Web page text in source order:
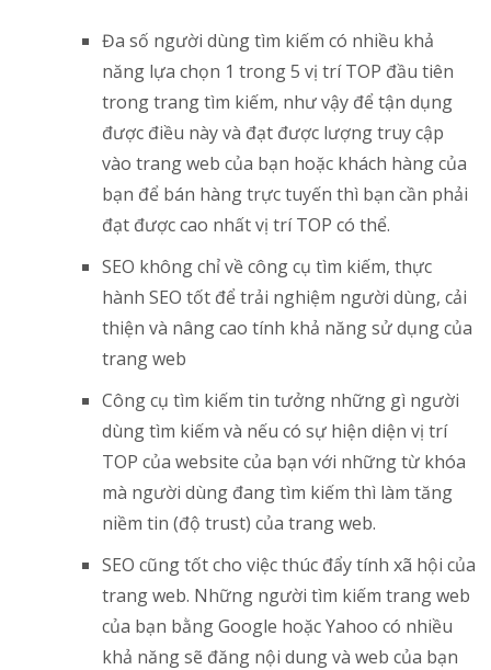
Đa số người dùng tìm kiếm có nhiều khả
năng lựa chọn 1 trong 5 vị trí TOP đầu tiên
trong trang tìm kiếm, như vậy để tận dụng
được điều này và đạt được lượng truy cập
vào trang web của bạn hoặc khách hàng của
bạn để bán hàng trực tuyến thì bạn cần phải
đạt được cao nhất vị trí TOP có thể.
SEO không chỉ về công cụ tìm kiếm, thực
hành SEO tốt để trải nghiệm người dùng, cải
thiện và nâng cao tính khả năng sử dụng của
trang web
Công cụ tìm kiếm tin tưởng những gì người
dùng tìm kiếm và nếu có sự hiện diện vị trí
TOP của website của bạn với những từ khóa
mà người dùng đang tìm kiếm thì làm tăng
niềm tin (độ trust) của trang web.
SEO cũng tốt cho việc thúc đẩy tính xã hội của
trang web. Những người tìm kiếm trang web
của bạn bằng Google hoặc Yahoo có nhiều
khả năng sẽ đăng nội dung và web của bạn